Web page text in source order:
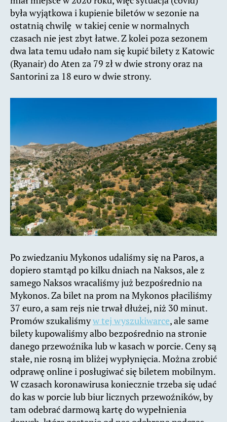
była wyjątkowa i kupienie biletów w sezonie na
ostatnią chwilę w takiej cenie w normalnych
czasach nie jest zbyt łatwe. Z kolei poza sezonem
dwa lata temu udało nam się kupić bilety z Katowic
(Ryanair) do Aten za 79 zł w dwie strony oraz na
Santorini za 18 euro w dwie strony.
Po zwiedzaniu Mykonos udaliśmy się na Paros, a
dopiero stamtąd po kilku dniach na Naksos, ale z
samego Naksos wracaliśmy już bezpośrednio na
Mykonos. Za bilet na prom na Mykonos płaciliśmy
37 euro, a sam rejs nie trwał dłużej, niż 30 minut.
Promów szukaliśmyw tej wyszukiwarce, ale same
bilety kupowaliśmy albo bezpośrednio na stronie
danego przewoźnika lub w kasach w porcie. Ceny są
stałe, nie rosną im bliżej wypłynięcia. Można zrobić
odprawę online i posługiwać się biletem mobilnym.
W czasach koronawirusa koniecznie trzeba się udać
do kas w porcie lub biur licznych przewoźników, by
tam odebrać darmową kartę do wypełnienia